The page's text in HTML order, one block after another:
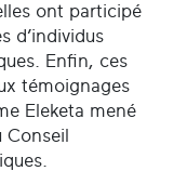
ont participé
d’individus
Enfin, ces
témoignages
Eleketa mené
Conseil